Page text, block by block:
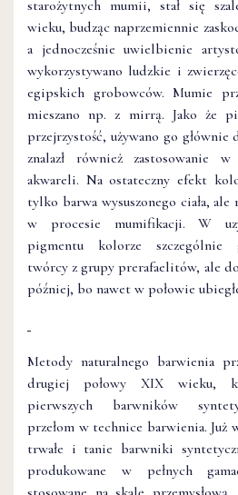
starożytnych mumii, stał się
wieku, budząc naprzemiennie
a jednocześnie uwielbienie
wykorzystywano ludzkie i
egipskich grobowców. Mumie
mieszano np. z mirrą. Jako że
przejrzystość, używano go głównie
znalazł również zastosowanie
akwareli. Na ostateczny efekt
tylko barwa wysuszonego ciała,
w procesie mumifikacji. W
pigmentu kolorze szczególnie
twórcy z grupy prerafaelitów, ale
później, bo nawet w połowie
Metody naturalnego barwienia
drugiej połowy XIX wieku,
pierwszych barwników
przełom w technice barwienia. Już
trwałe i tanie barwniki
produkowane w pełnych